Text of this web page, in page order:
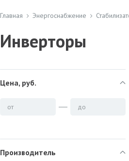
Главная Энергоснабжение
Инверторы
Цена, руб.
от до
Производитель